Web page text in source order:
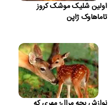
اولین شلیک موشک کروز
تاماهاوک ژاپن